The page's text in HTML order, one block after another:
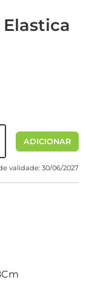
ADICIONAR
validade: 30/06/2027